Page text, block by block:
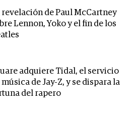
revelación de Paul McCartney
Lennon, Yoko y el fin de los
adquiere Tidal, el servicio
música de Jay-Z, y se dispara la
del rapero